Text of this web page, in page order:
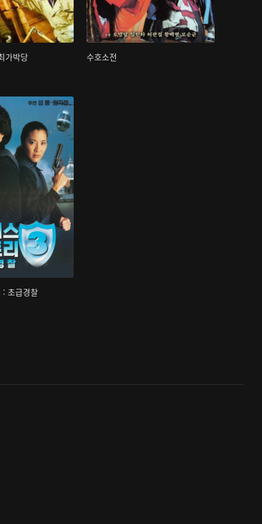
가박당 수호소전
: 초급경찰